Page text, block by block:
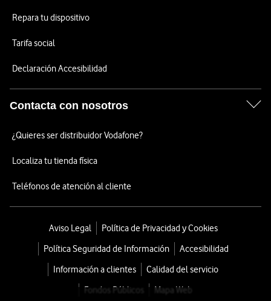
Repara tu dispositivo
Tarifa social
Declaración Accesibilidad
Contacta con nosotros
¿Quieres ser distribuidor Vodafone?
Localiza tu tienda física
Teléfonos de atención al cliente
Aviso Legal
Política de Privacidad y Cookies
Política Seguridad de Información
Accesibilidad
Información a clientes
Calidad del servicio
Fondos Públicos
Mapa Web